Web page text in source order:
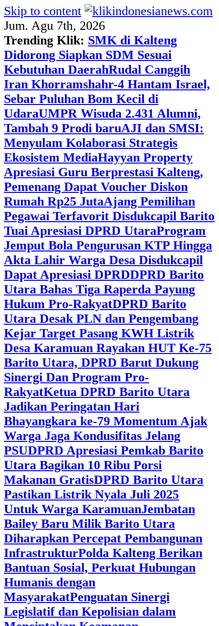
Skip to content
Jum. Agu 7th, 2026
Trending Klik: SMK di Kalteng
Didorong Siapkan SDM Sesuai
Kebutuhan DaerahRudal Canggih
Iran Khorramshahr-4 Hantam Israel,
Sebar Puluhan Bom Kecil di
UdaraUMPR Wisuda 2.431 Alumni,
Tambah 9 Prodi baruAJI dan SMSI:
Menyulam Kolaborasi Strategis
Ekosistem MediaHayyan Property
Apresiasi Guru Berprestasi Kalteng,
Pemenang Dapat Voucher Diskon
Rumah Rp25 JutaAjang Pemilihan
Pegawai Terfavorit Disdukcapil Barito
Tuai Apresiasi DPRD UtaraProgram
Jemput Bola Pengurusan KTP Hingga
Akta Lahir Warga Desa Disdukcapil
Dapat Apresiasi DPRDDPRD Barito
Utara Bahas Tiga Raperda Payung
Hukum Pro-RakyatDPRD Barito
Utara Desak PLN dan Pengembang
Kejar Target Pasang KWH Listrik
Desa Karamuan Rayakan HUT Ke-75
Barito Utara, DPRD Barut Dukung
Sinergi Dan Program Pro-
RakyatKetua DPRD Barito Utara
Jadikan Peringatan Hari
Bhayangkara ke-79 Momentum Ajak
Warga Jaga Kondusifitas Jelang
PSUDPRD Apresiasi Pemkab Barito
Utara Bagikan 10 Ribu Porsi
Makanan GratisDPRD Barito Utara
Pastikan Listrik Nyala Juli 2025
Untuk Warga KaramuanJembatan
Bailey Baru Milik Barito Utara
Diharapkan Percepat Pembangunan
InfrastrukturPolda Kalteng Berikan
Bantuan Sosial, Perkuat Hubungan
Humanis dengan
MasyarakatPenguatan Sinergi
Legislatif dan Kepolisian dalam